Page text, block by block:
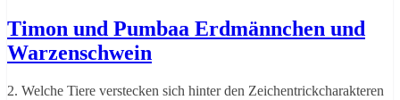
Timon und Pumbaa Erdmännchen und
Warzenschwein
2. Welche Tiere verstecken sich hinter den Zeichentrickcharakteren